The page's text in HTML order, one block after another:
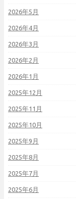
2026年5月
2026年4月
2026年3月
2026年2月
2026年1月
2025年12月
2025年11月
2025年10月
2025年9月
2025年8月
2025年7月
2025年6月